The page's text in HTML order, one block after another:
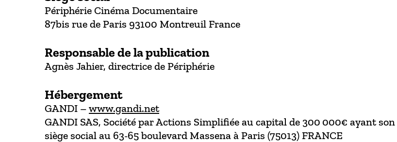
Périphérie Cinéma Documentaire
87bis rue de Paris 93100 Montreuil France
Responsable de la publication
Agnès Jahier, directrice de Périphérie
Hébergement
GANDI – www.gandi.net
GANDI SAS, Société par Actions Simplifiée au capital de 300 000€ ayant son
siège social au 63-65 boulevard Massena à Paris (75013) FRANCE